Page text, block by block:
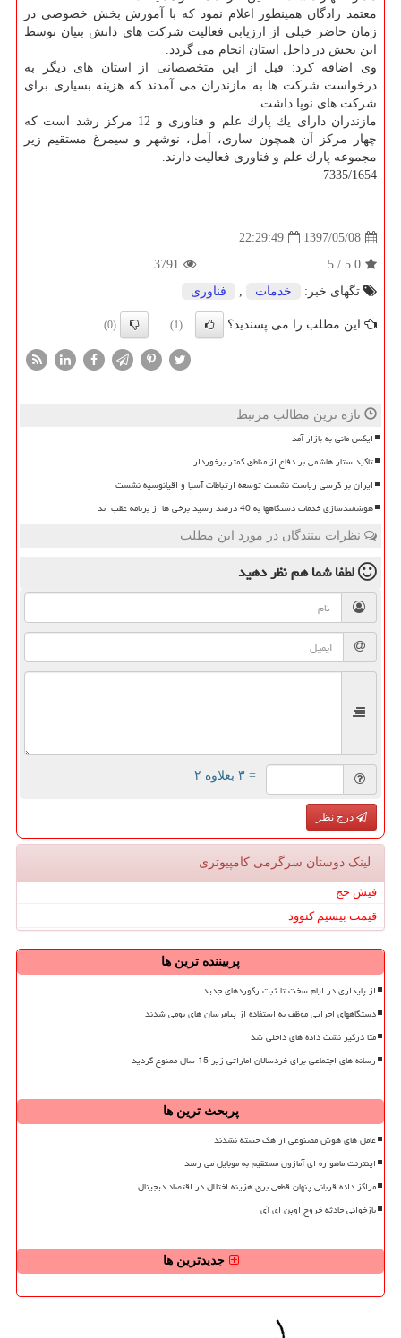
معتمد زادگان همینطور اعلام نمود كه با آموزش بخش خصوصی در
زمان حاضر خیلی از ارزیابی فعالیت شركت های دانش بنیان توسط
این بخش در داخل استان انجام می گردد.
وی اضافه كرد: قبل از این متخصصانی از استان های دیگر به
درخواست شركت ها به مازندران می آمدند كه هزینه بسیاری برای
شركت های نوپا داشت.
مازندران دارای یك پارك علم و فناوری و 12 مركز رشد است كه
چهار مركز آن همچون ساری، آمل، نوشهر و سیمرغ مستقیم زیر
مجموعه پارك علم و فناوری فعالیت دارند.
7335/1654
1397/05/08
22:29:49
5.0
/
5
3791
تگهای خبر:
خدمات , فناوری
این مطلب را می پسندید؟ (1)
(0)
تازه ترین مطالب مرتبط
ایکس مانی به بازار آمد
تاکید ستار هاشمی بر دفاع از مناطق کمتر برخوردار
ایران بر کرسی ریاست نشست توسعه ارتباطات آسیا و اقیانوسیه نشست
هوشمندسازی خدمات دستگاهها به 40 درصد رسید برخی ها از برنامه عقب اند
نظرات بینندگان در مورد این مطلب
لطفا شما همنظر دهید
= ۳ بعلاوه ۲
درج نظر
لینک دوستان سرگرمی كامپیوتری
فیش حج
قیمت بیسیم کنوود
پربیننده ترین ها
از پایداری در ایام سخت تا ثبت رکوردهای جدید
دستگاههای اجرایی موظف به استفاده از پیامرسان های بومی شدند
متا درگیر نشت داده های داخلی شد
رسانه های اجتماعی برای خردسالان اماراتی زیر 15 سال ممنوع گردید
پربحث ترین ها
عامل های هوش مصنوعی از هک خسته نشدند
اینترنت ماهواره ای آمازون مستقیم به موبایل می رسد
مراکز داده قربانی پنهان قطعی برق هزینه اختلال در اقتصاد دیجیتال
بازخوانی حادثه خروج اوپن ای آی
جدیدترین ها